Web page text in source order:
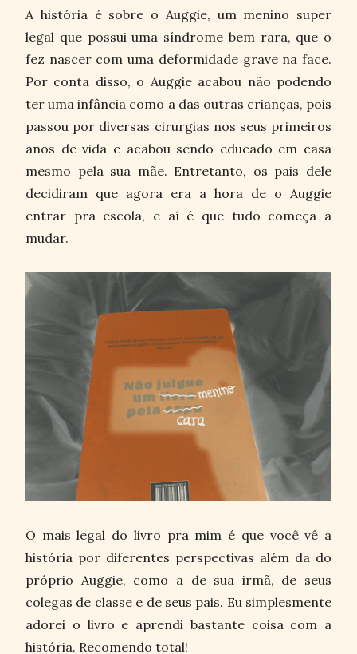
A história é sobre o Auggie, um menino super
legal que possui uma síndrome bem rara, que o
fez nascer com uma deformidade grave na face.
Por conta disso, o Auggie acabou não podendo
ter uma infância como a das outras crianças, pois
passou por diversas cirurgias nos seus primeiros
anos de vida e acabou sendo educado em casa
mesmo pela sua mãe. Entretanto, os pais dele
decidiram que agora era a hora de o Auggie
entrar pra escola, e aí é que tudo começa a
mudar.
O mais legal do livro pra mim é que você vê a
história por diferentes perspectivas além da do
próprio Auggie, como a de sua irmã, de seus
colegas de classe e de seus pais. Eu simplesmente
adorei o livro e aprendi bastante coisa com a
história. Recomendo total!